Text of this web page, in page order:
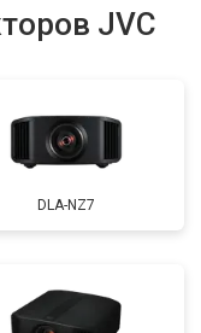
JVC
DLA-NZ7